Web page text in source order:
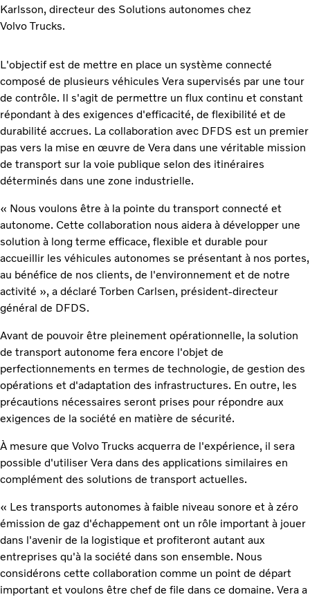
Karlsson, directeur des Solutions autonomes chez
Volvo Trucks.
L'objectif est de mettre en place un système connecté
composé de plusieurs véhicules Vera supervisés par une tour
de contrôle. Il s'agit de permettre un flux continu et constant
répondant à des exigences d'efficacité, de flexibilité et de
durabilité accrues. La collaboration avec DFDS est un premier
pas vers la mise en œuvre de Vera dans une véritable mission
de transport sur la voie publique selon des itinéraires
déterminés dans une zone industrielle.
« Nous voulons être à la pointe du transport connecté et
autonome. Cette collaboration nous aidera à développer une
solution à long terme efficace, flexible et durable pour
accueillir les véhicules autonomes se présentant à nos portes,
au bénéfice de nos clients, de l'environnement et de notre
activité », a déclaré Torben Carlsen, président-directeur
général de DFDS.
Avant de pouvoir être pleinement opérationnelle, la solution
de transport autonome fera encore l'objet de
perfectionnements en termes de technologie, de gestion des
opérations et d'adaptation des infrastructures. En outre, les
précautions nécessaires seront prises pour répondre aux
exigences de la société en matière de sécurité.
À mesure que Volvo Trucks acquerra de l'expérience, il sera
possible d'utiliser Vera dans des applications similaires en
complément des solutions de transport actuelles.
« Les transports autonomes à faible niveau sonore et à zéro
émission de gaz d'échappement ont un rôle important à jouer
dans l'avenir de la logistique et profiteront autant aux
entreprises qu'à la société dans son ensemble. Nous
considérons cette collaboration comme un point de départ
important et voulons être chef de file dans ce domaine. Vera a